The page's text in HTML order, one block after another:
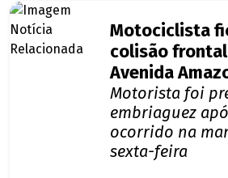
Motociclista
colisão
Avenida
Motorista foi
embriaguez
ocorrido na
sexta-feira